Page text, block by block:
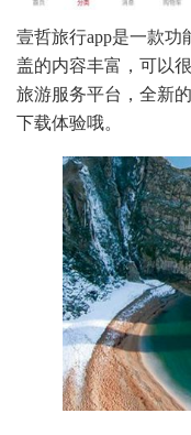
壹哲旅行app是一款
盖的内容丰富，可以
旅游服务平台，全新
下载体验哦。